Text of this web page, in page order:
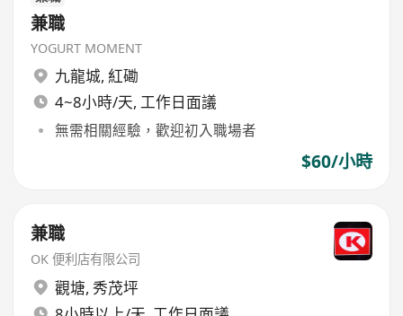
兼職
YOGURT MOMENT
九龍城, 紅磡
4~8小時/天, 工作日面議
無需相關經驗，歡迎初入職場者
$60/小時
兼職
OK 便利店有限公司
觀塘, 秀茂坪